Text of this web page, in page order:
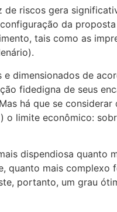
riscos gera
da
tais como as
dimensionados de
fidedigna de seus
há que se
limite econômico:
dispendiosa quanto
quanto mais
portanto, um grau